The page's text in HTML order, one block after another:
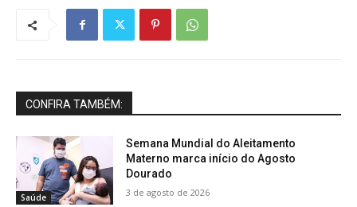
CONFIRA TAMBÉM:
Saúde
Semana Mundial do Aleitamento
Materno marca início do Agosto
Dourado
3 de agosto de 2026